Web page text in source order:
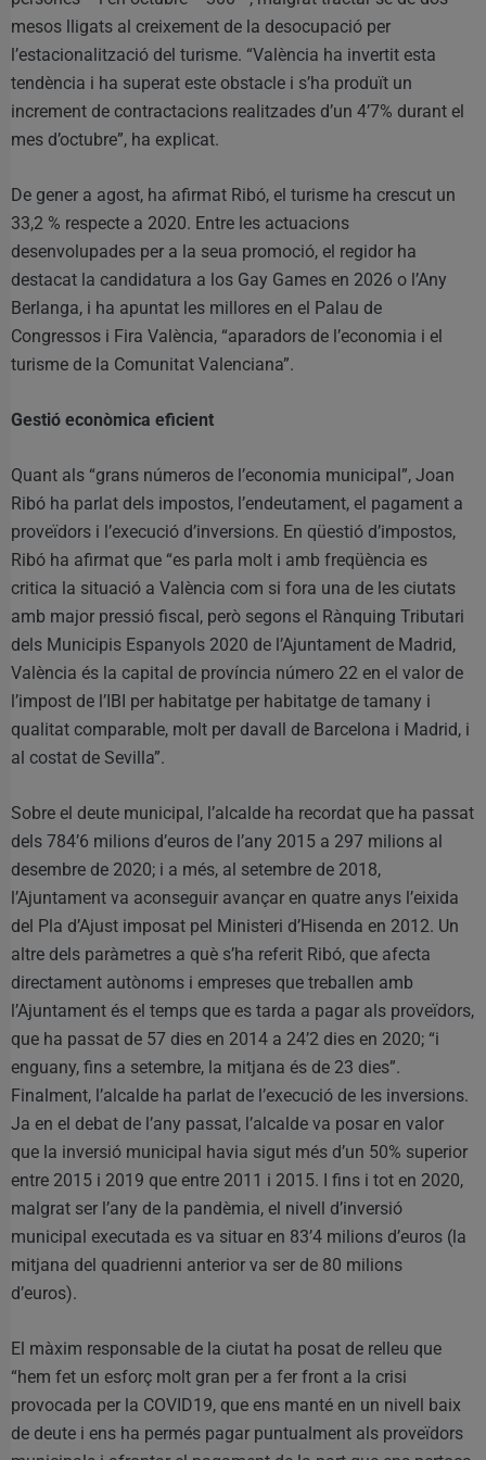
mesos lligats al creixement de la desocupació per
l’estacionalització del turisme. “València ha invertit esta
tendència i ha superat este obstacle i s’ha produït un
increment de contractacions realitzades d’un 4’7% durant el
mes d’octubre”, ha explicat.
De gener a agost, ha afirmat Ribó, el turisme ha crescut un
33,2 % respecte a 2020. Entre les actuacions
desenvolupades per a la seua promoció, el regidor ha
destacat la candidatura a los Gay Games en 2026 o l’Any
Berlanga, i ha apuntat les millores en el Palau de
Congressos i Fira València, “aparadors de l’economia i el
turisme de la Comunitat Valenciana”.
Gestió econòmica eficient
Quant als “grans números de l’economia municipal”, Joan
Ribó ha parlat dels impostos, l’endeutament, el pagament a
proveïdors i l’execució d’inversions. En qüestió d’impostos,
Ribó ha afirmat que “es parla molt i amb freqüència es
critica la situació a València com si fora una de les ciutats
amb major pressió fiscal, però segons el Rànquing Tributari
dels Municipis Espanyols 2020 de l’Ajuntament de Madrid,
València és la capital de província número 22 en el valor de
l’impost de l’IBI per habitatge per habitatge de tamany i
qualitat comparable, molt per davall de Barcelona i Madrid, i
al costat de Sevilla”.
Sobre el deute municipal, l’alcalde ha recordat que ha passat
dels 784’6 milions d’euros de l’any 2015 a 297 milions al
desembre de 2020; i a més, al setembre de 2018,
l’Ajuntament va aconseguir avançar en quatre anys l’eixida
del Pla d’Ajust imposat pel Ministeri d’Hisenda en 2012. Un
altre dels paràmetres a què s’ha referit Ribó, que afecta
directament autònoms i empreses que treballen amb
l’Ajuntament és el temps que es tarda a pagar als proveïdors,
que ha passat de 57 dies en 2014 a 24’2 dies en 2020; “i
enguany, fins a setembre, la mitjana és de 23 dies”.
Finalment, l’alcalde ha parlat de l’execució de les inversions.
Ja en el debat de l’any passat, l’alcalde va posar en valor
que la inversió municipal havia sigut més d’un 50% superior
entre 2015 i 2019 que entre 2011 i 2015. I fins i tot en 2020,
malgrat ser l’any de la pandèmia, el nivell d’inversió
municipal executada es va situar en 83’4 milions d’euros (la
mitjana del quadrienni anterior va ser de 80 milions
d’euros).
El màxim responsable de la ciutat ha posat de relleu que
“hem fet un esforç molt gran per a fer front a la crisi
provocada per la COVID19, que ens manté en un nivell baix
de deute i ens ha permés pagar puntualment als proveïdors